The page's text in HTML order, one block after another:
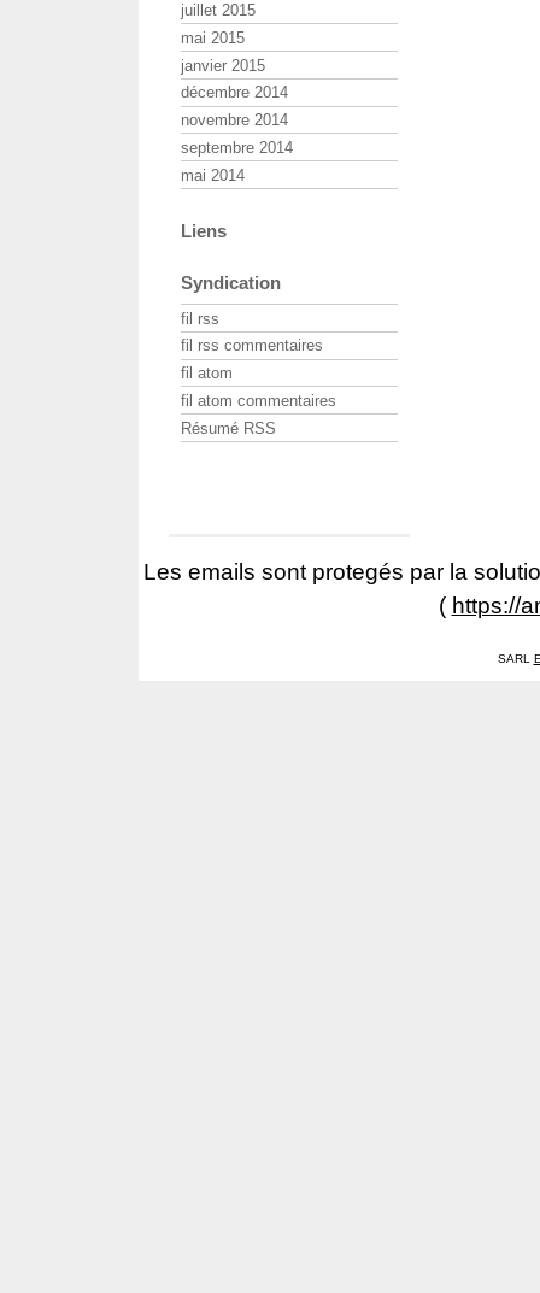
juillet 2015
mai 2015
janvier 2015
décembre 2014
novembre 2014
septembre 2014
mai 2014
Liens
Syndication
fil rss
fil rss commentaires
fil atom
fil atom commentaires
Résumé RSS
Les emails sont protegés par la
( https://
SARL